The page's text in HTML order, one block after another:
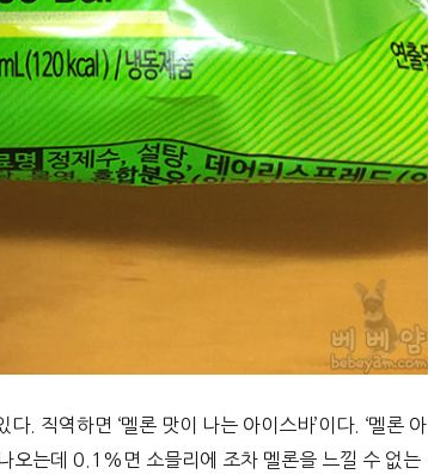
다. 직역하면 ‘멜론 맛이 나는 아이스바’이다. ‘멜론 아
오는데 0.1%면 소믈리에 조차 멜론을 느낄 수 없는